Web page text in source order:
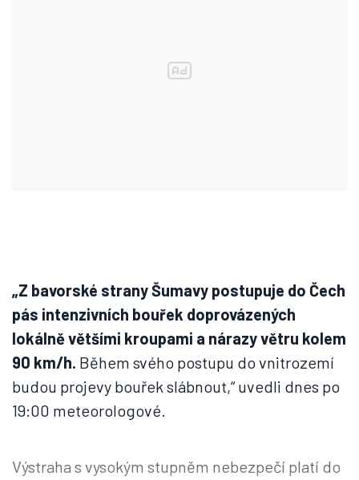
„Z bavorské strany Šumavy postupuje do Čech
pás intenzivních bouřek doprovázených
lokálně většími kroupami a nárazy větru kolem
90 km/h. Během svého postupu do vnitrozemí
budou projevy bouřek slábnout,“ uvedli dnes po
19:00 meteorologové.
Výstraha s vysokým stupněm nebezpečí platí do